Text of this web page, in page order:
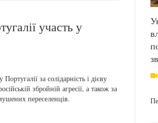
участь у
за солідарність і дієву
збройній агресії, а також за
переселенців.